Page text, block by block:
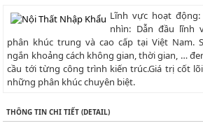
Lĩnh vực hoạt động:
nhìn: Dẫn đầu lĩnh
phân khúc trung và cao cấp tại Việt Nam.
ngắn khoảng cách không gian, thời gian, …
cầu tới từng công trình kiến trúc.Giá trị cốt
những phân khúc chuyên biệt.
THÔNG TIN CHI TIẾT (DETAIL)